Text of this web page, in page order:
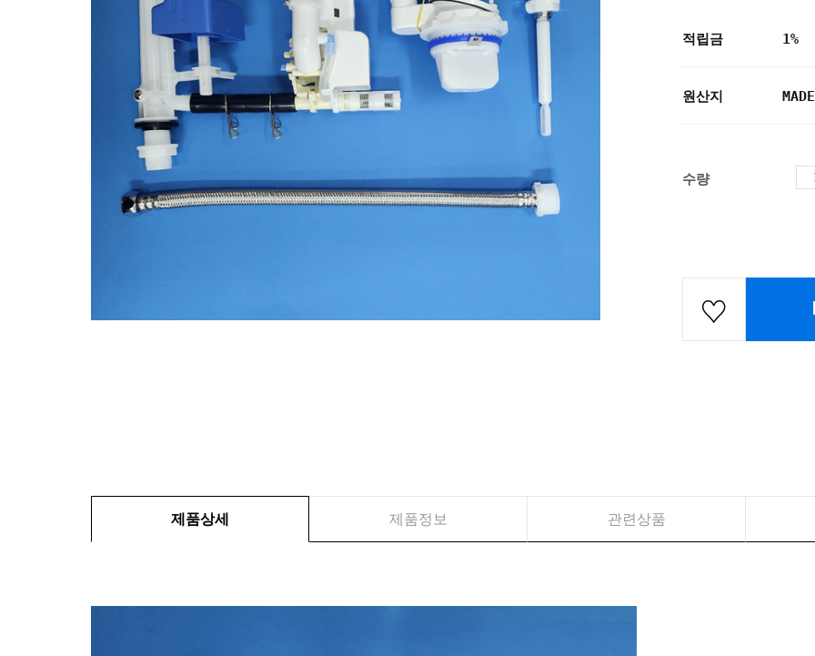
적립금 1%
원산지
수량
제품상세 제품정보 관련상품